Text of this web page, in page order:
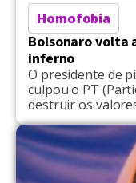
Homofobia
Bolsonaro volta
inferno
O presidente de
culpou o PT
destruir os